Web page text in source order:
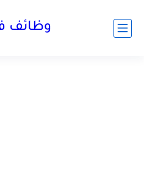
وظائف